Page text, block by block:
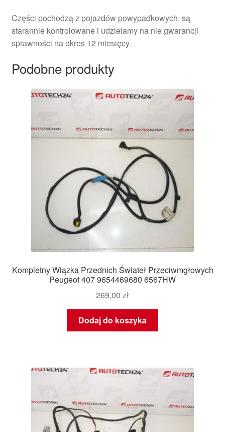
Części pochodzą z pojazdów powypadkowych, są
starannie kontrolowane i udzielamy na nie gwarancji
sprawności na okres 12 miesięcy.
Podobne produkty
Kompletny Wiązka Przednich Świateł Przeciwmgłowych
Peugeot 407 9654469680 6567HW
269,00 zł
Dodaj do koszyka